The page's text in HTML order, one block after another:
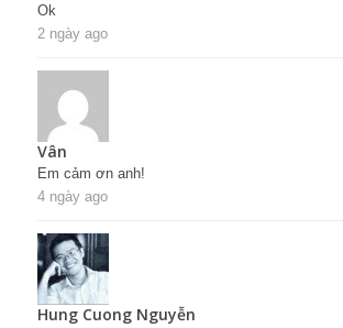
Ok
2 ngày ago
Vân
Em cảm ơn anh!
4 ngày ago
Hung Cuong Nguyễn